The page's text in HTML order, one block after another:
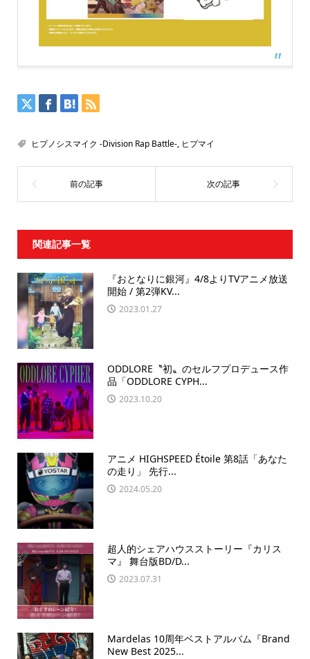
ヒプノシスマイク -Division Rap Battle-, ヒプマイ
関連記事一覧
『おとなりに銀河』4/8よりTVアニメ放送
開始 / 第2弾KV...
2023.01.27
ODDLORE〝初〟のセルフプロデュース作
品「ODDLORE CYPH...
2023.10.20
アニメ HIGHSPEED Étoile 第8話「あなた
の走り」 先行...
2024.05.20
超人的シェアハウスストーリー『カリス
マ』 舞台版BD/D...
2023.07.31
Mardelas 10周年ベストアルバム『Brand
New Best 2025...